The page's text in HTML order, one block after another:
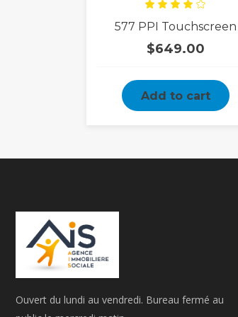
4.00
of 5
577 PPI Touchscreen
$649.00
Add to cart
Ouvert du lundi au vendredi. Bureau fermé au